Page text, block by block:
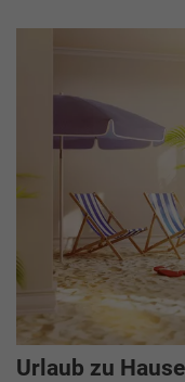
Urlaub zu Hause